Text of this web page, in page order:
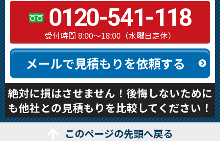
0120-541-118
受付時間 8:00～18:00（水曜日定休）
メールで見積もりを依頼する
絶対に損はさせません！後悔しないために
も他社との見積もりを比較してください！
このページの先頭へ戻る